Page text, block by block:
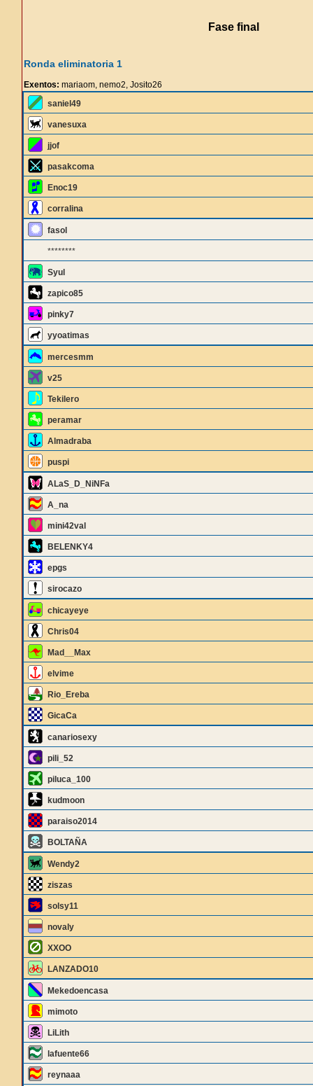
Fase final
Ronda eliminatoria 1
Exentos: mariaom, nemo2, Josito26
saniel49
vanesuxa
jjof
pasakcoma
Enoc19
corralina
fasol
********
Syul
zapico85
pinky7
yyoatimas
mercesmm
v25
Tekilero
peramar
Almadraba
puspi
ALaS_D_NiNFa
A_na
mini42val
BELENKY4
epgs
sirocazo
chicayeye
Chris04
Mad__Max
elvime
Rio_Ereba
GicaCa
canariosexy
pili_52
piluca_100
kudmoon
paraiso2014
BOLTAÑA
Wendy2
ziszas
solsy11
novaly
XXOO
LANZADO10
Mekedoencasa
mimoto
LiLith
lafuente66
reynaaa